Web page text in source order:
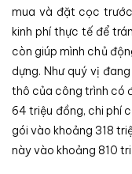
mua và đặt cọc
kinh phí thực tế để
còn giúp mình chủ
dựng. Như quý vị
thô của công trình có
64 triệu đồng, chi phí
gói vào khoảng 318
này vào khoảng 810